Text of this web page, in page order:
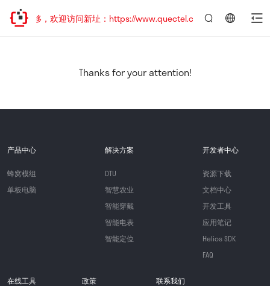
址已迁移，欢迎访问新址：https://www.quectel.com.cn
Thanks for your attention!
产品中心
蜂窝模组
单板电脑
解决方案
DTU
智慧农业
智能穿戴
智能电表
智能定位
开发者中心
资源下载
文档中心
开发工具
应用笔记
Helios SDK
FAQ
在线工具 政策 联系我们